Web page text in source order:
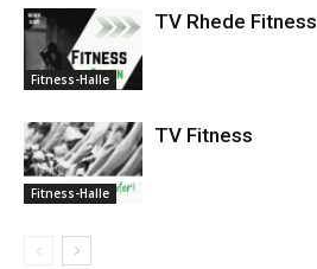
Fitness-Halle
TV Rhede Fitness
Fitness-Halle
TV Fitness